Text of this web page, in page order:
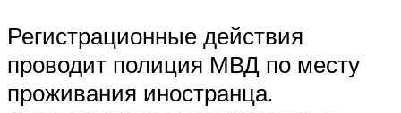
Регистрационные действия
проводит полиция МВД по месту
проживания иностранца.